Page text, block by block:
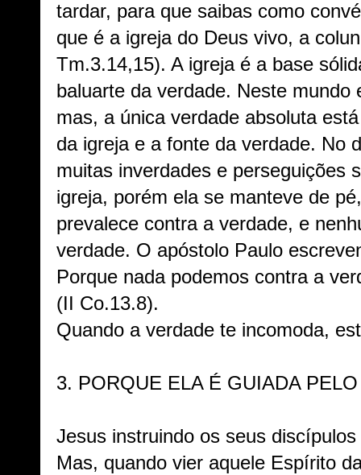
tardar, para que saibas como
que é a igreja do Deus vivo, a
Tm.3.14,15). A igreja é a base
baluarte da verdade. Neste
mas, a única verdade absoluta
da igreja e a fonte da verdade. No
muitas inverdades e perseguições
igreja, porém ela se manteve de
prevalece contra a verdade, e
verdade. O apóstolo Paulo
Porque nada podemos contra a
(II Co.13.8).
Quando a verdade te incomoda,
3. PORQUE ELA É GUIADA
Jesus instruindo os seus
Mas, quando vier aquele Espírito